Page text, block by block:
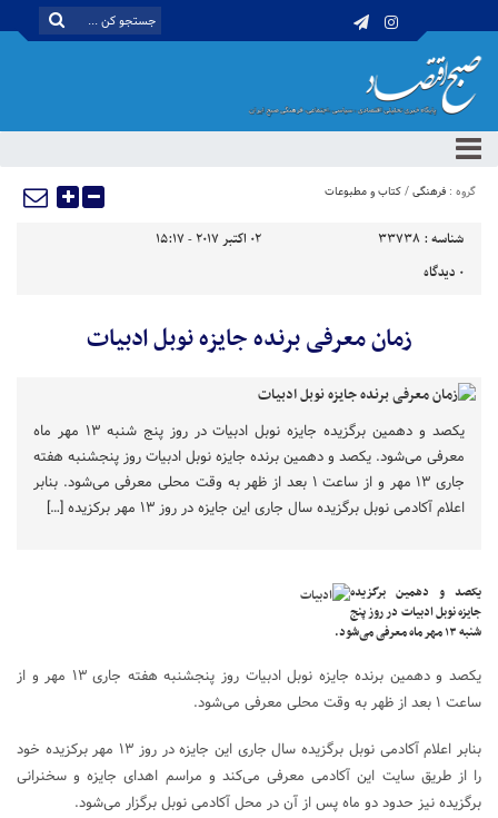
گروه : فرهنگی/کتاب و مطبوعات
شناسه : 33738
02 اکتبر 2017 - 15:17
0 دیدگاه
زمان معرفی برنده جایزه نوبل ادبیات
یکصد و دهمین برگزیده جایزه نوبل ادبیات در روز پنج شنبه ۱۳ مهر ماه
معرفی می‌شود. یکصد و دهمین برنده جایزه نوبل ادبیات روز پنجشنبه هفته
جاری ۱۳ مهر و از ساعت ۱ بعد از ظهر به وقت محلی معرفی می‌شود. بنابر
اعلام آکادمی نوبل برگزیده سال جاری این جایزه در روز ۱۳ مهر برکزیده […]
یکصد و دهمین برگزیده
جایزه نوبل ادبیات در روز پنج
شنبه ۱۳ مهر ماه معرفی می‌شود.
یکصد و دهمین برنده جایزه نوبل ادبیات روز پنجشنبه هفته جاری ۱۳ مهر و از
ساعت ۱ بعد از ظهر به وقت محلی معرفی می‌شود.
بنابر اعلام آکادمی نوبل برگزیده سال جاری این جایزه در روز ۱۳ مهر برکزیده خود
را از طریق سایت این آکادمی معرفی می‌کند و مراسم اهدای جایزه و سخنرانی
برگزیده نیز حدود دو ماه پس از آن در محل آکادمی نوبل برگزار می‌شود.